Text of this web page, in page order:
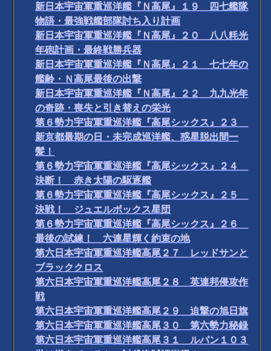
新日本宇宙軍重巡洋艦『Ｎ高尾』１９ 四七艦隊
物語・最強戦艦部隊討ち入り計画
新日本宇宙軍重巡洋艦『Ｎ高尾』２０ 八八粍光
年砲計画・最終戦勝兵器
新日本宇宙軍重巡洋艦『Ｎ高尾』２１ 七七年の
艦齢・Ｎ高尾最後の出撃
新日本宇宙軍重巡洋艦『Ｎ高尾』２２ 九九光年
の奇跡・喪失と引き替えの栄光
第６勢力宇宙軍重巡洋艦『高尾シックス』２３
新京都最期の日・未完成巡洋艦、惑星脱出間一
髪！
第６勢力宇宙軍重巡洋艦『高尾シックス』２４
決断！ 赤き太陽の駆逐艦
第６勢力宇宙軍重巡洋艦『高尾シックス』２５
決戦！ ジュエルボックス星団
第６勢力宇宙軍重巡洋艦『高尾シックス』２６
最後の試練！ 六連星輝く約束の地
第六日本宇宙軍重巡洋艦高尾２７ レッドサンと
ブラッククロス
第六日本宇宙軍重巡洋艦高尾２８ 英連邦侵攻作
戦
第六日本宇宙軍重巡洋艦高尾２９ 迫撃の旭日旗
第六日本宇宙軍重巡洋艦高尾３０ 第六勢力秘録
第六日本宇宙軍重巡洋艦高尾３１ ルパン１０３